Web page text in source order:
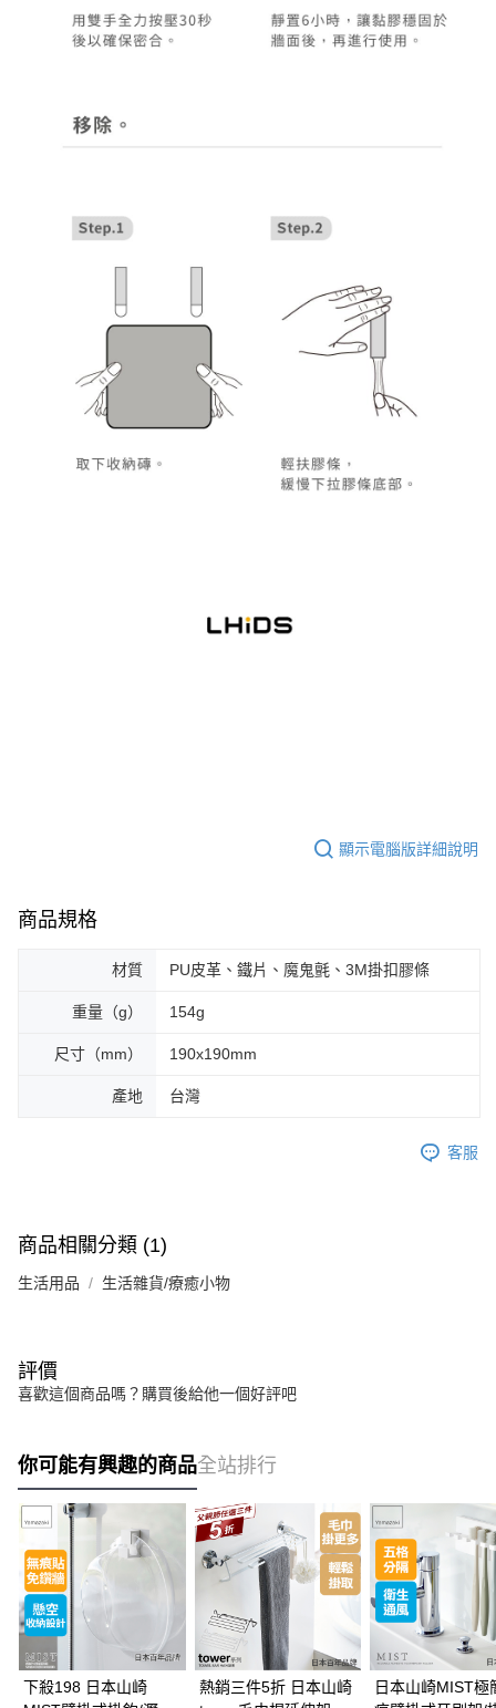
顯示電腦版詳細說明
商品規格
材質 PU皮革、鐵片、魔鬼氈、3M掛扣膠條
重量（g） 154g
尺寸（mm） 190x190mm
產地 台灣
客服
商品相關分類 (1)
生活用品 生活雜貨/療癒小物
評價
喜歡這個商品嗎？購買後給他一個好評吧
你可能有興趣的商品全站排行
下殺198 日本山崎
熱銷三件5折 日本山崎
日本山崎MIST極